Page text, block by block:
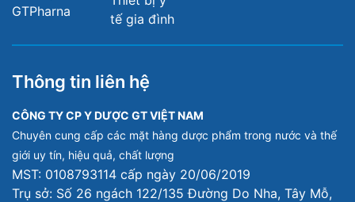
GTPharna
tế gia đình
Thông tin liên hệ
CÔNG TY CP Y DƯỢC GT VIỆT NAM
Chuyên cung cấp các mặt hàng dược phẩm trong nước và thế
giới uy tín, hiệu quả, chất lượng
MST: 0108793114 cấp ngày 20/06/2019
Trụ sở: Số 26 ngách 122/135 Đường Do Nha, Tây Mỗ,